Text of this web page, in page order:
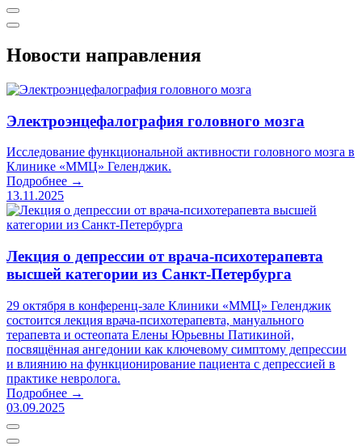
Новости направления
Электроэнцефалография головного мозга
Исследование функциональной активности головного мозга в
Клинике «ММЦ» Геленджик.
Подробнее →
13.11.2025
Лекция о депрессии от врача-психотерапевта
высшей категории из Санкт-Петербурга
29 октября в конференц-зале Клиники «ММЦ» Геленджик
состоится лекция врача-психотерапевта, мануального
терапевта и остеопата Елены Юрьевны Патикиной,
посвящённая ангедонии как ключевому симптому депрессии
и влиянию на функционирование пациента с депрессией в
практике невролога.
Подробнее →
03.09.2025